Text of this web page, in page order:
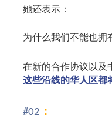
她还表示：
为什么我们不能也拥
在新的合作协议以及
这些沿线的华人区都
#02 ：